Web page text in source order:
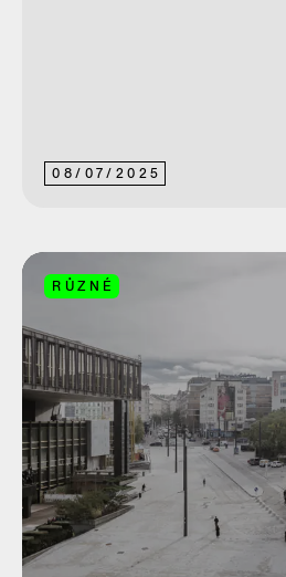
08/ 07/ 2025
RŮZNÉ